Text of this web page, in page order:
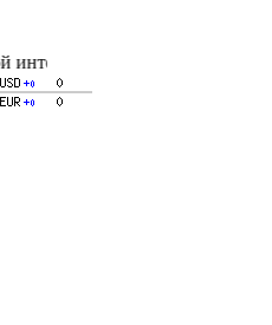
качественное цифровое и